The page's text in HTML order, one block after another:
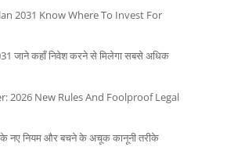
2031 Know Where To Invest For
जाने कहाँ निवेश करने से मिलेगा सबसे अधिक
2026 New Rules And Foolproof Legal
के नए नियम और बचने के अचूक कानूनी तरीके